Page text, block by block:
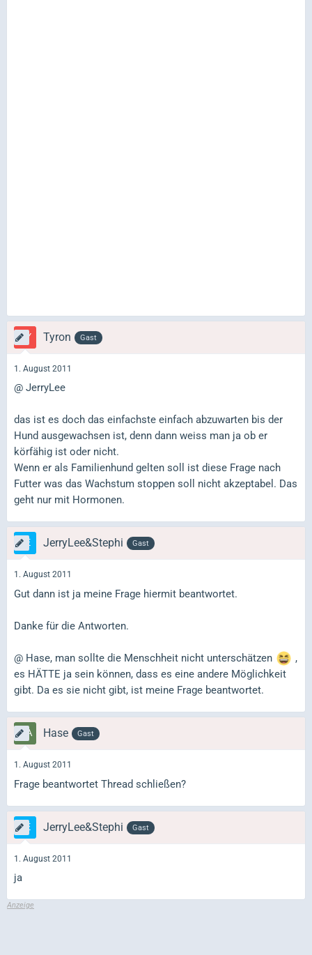
Tyron Gast
1. August 2011
@ JerryLee
das ist es doch das einfachste einfach abzuwarten bis der
Hund ausgewachsen ist, denn dann weiss man ja ob er
körfähig ist oder nicht.
Wenn er als Familienhund gelten soll ist diese Frage nach
Futter was das Wachstum stoppen soll nicht akzeptabel. Das
geht nur mit Hormonen.
JerryLee&Stephi Gast
1. August 2011
Gut dann ist ja meine Frage hiermit beantwortet.
Danke für die Antworten.
@ Hase, man sollte die Menschheit nicht unterschätzen
,
es HÄTTE ja sein können, dass es eine andere Möglichkeit
gibt. Da es sie nicht gibt, ist meine Frage beantwortet.
Hase Gast
1. August 2011
Frage beantwortet Thread schließen?
JerryLee&Stephi Gast
1. August 2011
ja